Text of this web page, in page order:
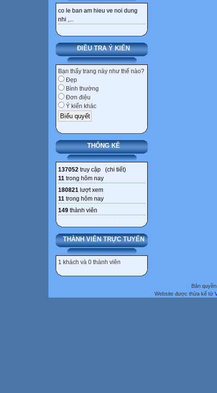
co le ban am hieu ve noi dung
nhi ,...
ĐIỀU TRA Ý KIẾN
Bạn thấy trang này như thế nào?
Đẹp
Bình thường
Đơn điệu
Ý kiến khác
THỐNG KÊ
137052 truy cập (chi tiết)
11 trong hôm nay
180821 lượt xem
11 trong hôm nay
149 thành viên
THÀNH VIÊN TRỰC TUYẾN
1 khách và 0 thành viên
Bản
Website được thừa kế từ